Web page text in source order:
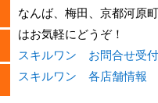
なんば、梅田、京都河原
はお気軽にどうぞ！
スキルワン お問合せ受
スキルワン 各店舗情報